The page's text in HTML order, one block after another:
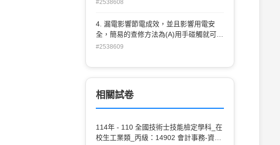
人資料傳送給美國的分公司。
#2538608
4. 漏電影響節電成效，並且影響用電安
全，簡易的查修方法為(A)用手碰觸就可以
知道有無漏電(B)電氣 材料行買支驗電起
與否(C)看電費單有無紀錄(D)用三用電表
檢查。
#2538609
相關試卷
114年 - 110 全國技術士技能檢定學科_在
校生工業類_丙級：14902 會計事務-資訊